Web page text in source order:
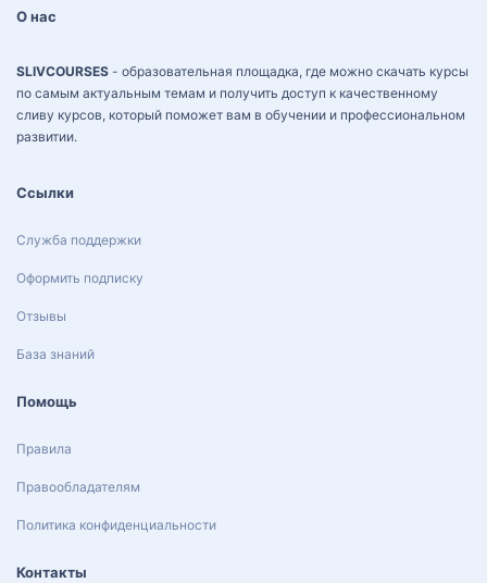
О нас
SLIVCOURSES - образовательная площадка, где можно скачать курсы
по самым актуальным темам и получить доступ к качественному
сливу курсов, который поможет вам в обучении и профессиональном
развитии.
Ссылки
Служба поддержки
Оформить подписку
Отзывы
База знаний
Помощь
Правила
Правообладателям
Политика конфиденциальности
Контакты